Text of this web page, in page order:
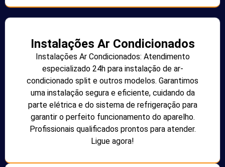
Instalações Ar Condicionados
Instalações Ar Condicionados: Atendimento
especializado 24h para instalação de ar-
condicionado split e outros modelos. Garantimos
uma instalação segura e eficiente, cuidando da
parte elétrica e do sistema de refrigeração para
garantir o perfeito funcionamento do aparelho.
Profissionais qualificados prontos para atender.
Ligue agora!